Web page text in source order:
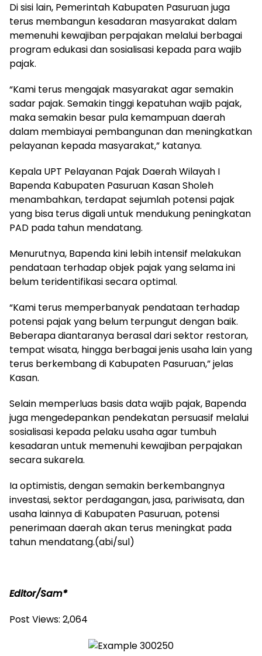
Di sisi lain, Pemerintah Kabupaten Pasuruan juga
terus membangun kesadaran masyarakat dalam
memenuhi kewajiban perpajakan melalui berbagai
program edukasi dan sosialisasi kepada para wajib
pajak.
“Kami terus mengajak masyarakat agar semakin
sadar pajak. Semakin tinggi kepatuhan wajib pajak,
maka semakin besar pula kemampuan daerah
dalam membiayai pembangunan dan meningkatkan
pelayanan kepada masyarakat,” katanya.
Kepala UPT Pelayanan Pajak Daerah Wilayah I
Bapenda Kabupaten Pasuruan Kasan Sholeh
menambahkan, terdapat sejumlah potensi pajak
yang bisa terus digali untuk mendukung peningkatan
PAD pada tahun mendatang.
Menurutnya, Bapenda kini lebih intensif melakukan
pendataan terhadap objek pajak yang selama ini
belum teridentifikasi secara optimal.
“Kami terus memperbanyak pendataan terhadap
potensi pajak yang belum terpungut dengan baik.
Beberapa diantaranya berasal dari sektor restoran,
tempat wisata, hingga berbagai jenis usaha lain yang
terus berkembang di Kabupaten Pasuruan,” jelas
Kasan.
Selain memperluas basis data wajib pajak, Bapenda
juga mengedepankan pendekatan persuasif melalui
sosialisasi kepada pelaku usaha agar tumbuh
kesadaran untuk memenuhi kewajiban perpajakan
secara sukarela.
Ia optimistis, dengan semakin berkembangnya
investasi, sektor perdagangan, jasa, pariwisata, dan
usaha lainnya di Kabupaten Pasuruan, potensi
penerimaan daerah akan terus meningkat pada
tahun mendatang.(abi/sul)
Editor/Sam*
Post Views: 2,064